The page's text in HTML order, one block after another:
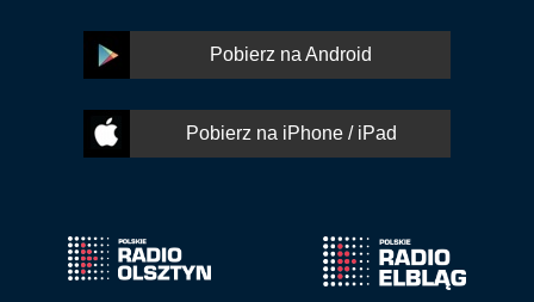
Pobierz na Android
Pobierz na iPhone / iPad